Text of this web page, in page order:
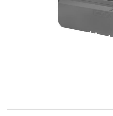
MILJØ OG VELFÆRD